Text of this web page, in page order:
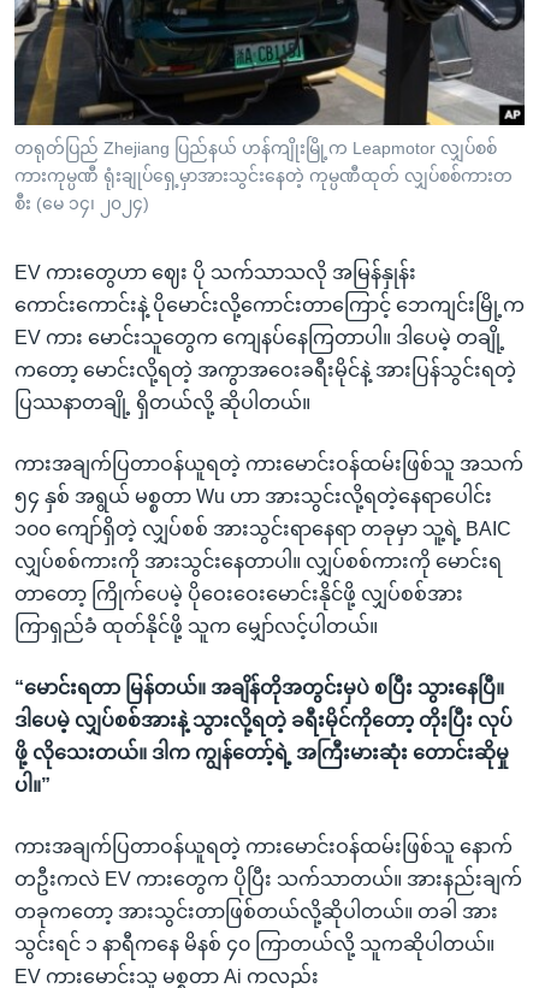
တရုတ်ပြည် Zhejiang ပြည်နယ် ဟန်ကျိုးမြို့က Leapmotor လျှပ်စစ်
ကားကုမ္ပဏီ ရုံးချုပ်ရှေ့မှာအားသွင်းနေတဲ့ ကုမ္ပဏီထုတ် လျှပ်စစ်ကားတ
စီး (မေ ၁၄၊ ၂၀၂၄)
EV ကားတွေဟာ ဈေး ပို သက်သာသလို အမြန်နှုန်း
ကောင်းကောင်းနဲ့ ပိုမောင်းလို့ကောင်းတာကြောင့် ဘေကျင်းမြို့က
EV ကား မောင်းသူတွေက ကျေနပ်နေကြတာပါ။ ဒါပေမဲ့ တချို့
ကတော့ မောင်းလို့ရတဲ့ အကွာအဝေးခရီးမိုင်နဲ့ အားပြန်သွင်းရတဲ့
ပြဿနာတချို့ ရှိတယ်လို့ ဆိုပါတယ်။
ကားအချက်ပြတာဝန်ယူရတဲ့ ကားမောင်းဝန်ထမ်းဖြစ်သူ အသက်
၅၄ နှစ် အရွယ် မစ္စတာ Wu ဟာ အားသွင်းလို့ရတဲ့နေရာပေါင်း
၁၀၀ ကျော်ရှိတဲ့ လျှပ်စစ် အားသွင်းရာနေရာ တခုမှာ သူ့ရဲ့ BAIC
လျှပ်စစ်ကားကို အားသွင်းနေတာပါ။ လျှပ်စစ်ကားကို မောင်းရ
တာတော့ ကြိုက်ပေမဲ့ ပိုဝေးဝေးမောင်းနိုင်ဖို့ လျှပ်စစ်အား
ကြာရှည်ခံ ထုတ်နိုင်ဖို့ သူက မျှော်လင့်ပါတယ်။
“မောင်းရတာ မြန်တယ်။ အချိန်တိုအတွင်းမှပဲ စပြီး သွားနေပြီ။
ဒါပေမဲ့ လျှပ်စစ်အားနဲ့ သွားလို့ရတဲ့ ခရီးမိုင်ကိုတော့ တိုးပြီး လုပ်
ဖို့ လိုသေးတယ်။ ဒါက ကျွန်တော့်ရဲ့ အကြီးမားဆုံး တောင်းဆိုမှု
ပါ။”
ကားအချက်ပြတာဝန်ယူရတဲ့ ကားမောင်းဝန်ထမ်းဖြစ်သူ နောက်
တဦးကလဲ EV ကားတွေက ပိုပြီး သက်သာတယ်။ အားနည်းချက်
တခုကတော့ အားသွင်းတာဖြစ်တယ်လို့ဆိုပါတယ်။ တခါ အား
သွင်းရင် ၁ နာရီကနေ မိနစ် ၄၀ ကြာတယ်လို့ သူကဆိုပါတယ်။
EV ကားမောင်းသူ မစ္စတာ Ai ကလည်း